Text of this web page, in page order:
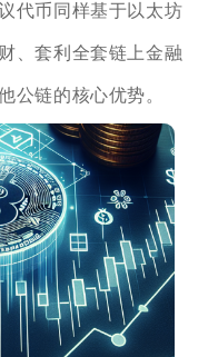
代币同样基于以太坊
、套利全套链上金融
公链的核心优势。